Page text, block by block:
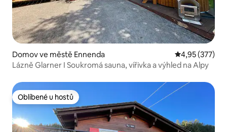
Domov ve městě Ennenda Průměrné
4,95 (377)
Lázně Glarner I Soukromá sauna, vířivka a výhled na Alpy
Oblíbené u hostů
Oblíbené u hostů